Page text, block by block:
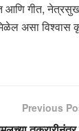
आणि गीत,
असा
Previous